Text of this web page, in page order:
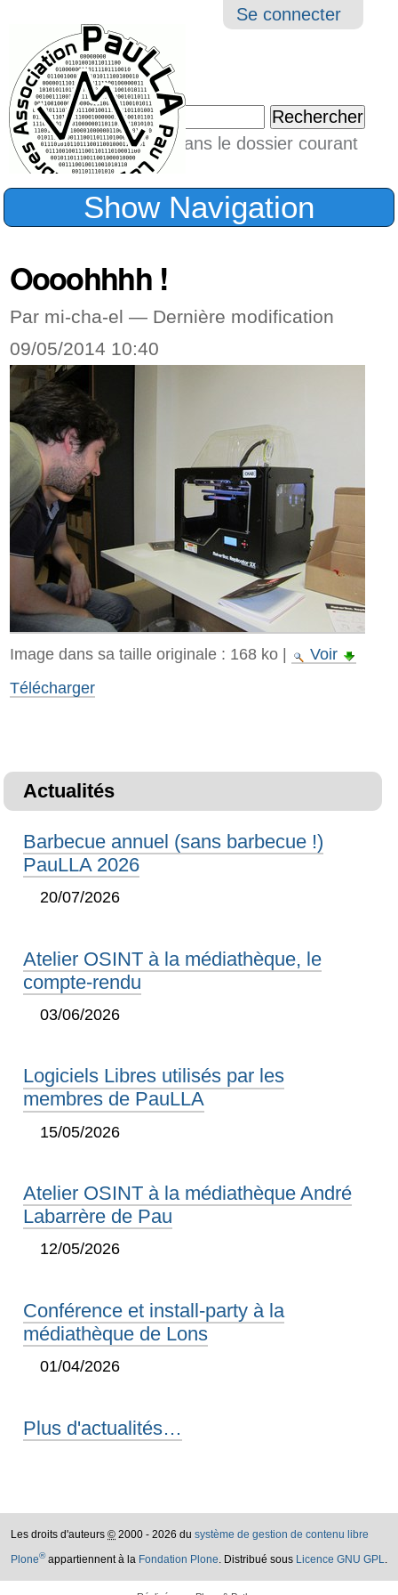
Outils
Se connecter
Chercher par
Seulement dans le dossier courant
Recherche
Show Navigation
Oooohhhh !
Par mi-cha-el — Dernière modification
09/05/2014 10:40
Image dans sa taille originale : 168 ko|
Voir
Télécharger
Actualités
Barbecue annuel (sans barbecue !)
PauLLA 2026
20/07/2026
Atelier OSINT à la médiathèque, le
compte-rendu
03/06/2026
Logiciels Libres utilisés par les
membres de PauLLA
15/05/2026
Atelier OSINT à la médiathèque André
Labarrère de Pau
12/05/2026
Conférence et install-party à la
médiathèque de Lons
01/04/2026
Plus d'actualités…
Les droits d'auteurs © 2000 - 2026 du système de gestion de contenu libre
Plone®appartiennent à la Fondation Plone. Distribué sous Licence GNU GPL.